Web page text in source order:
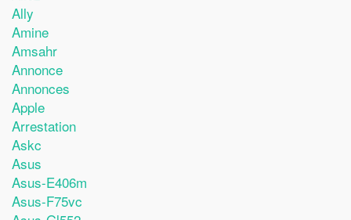
Ally
Amine
Amsahr
Annonce
Annonces
Apple
Arrestation
Askc
Asus
Asus-E406m
Asus-F75vc